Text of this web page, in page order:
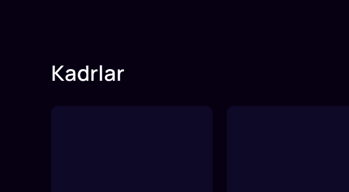
Kadrlar